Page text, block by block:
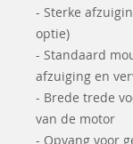
- Sterke
optie)
- Standaard
afzuiging en
- Brede trede
van de motor
- Opvang voor